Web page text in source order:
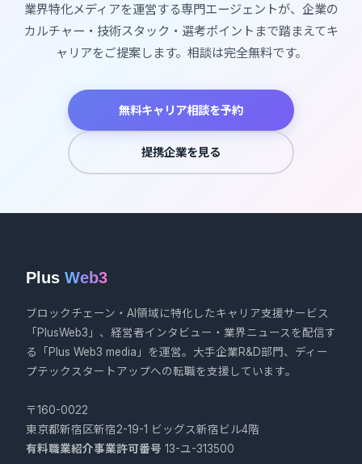
業界特化メディアを運営する専門エージェントが、企業の
カルチャー・技術スタック・選考ポイントまで踏まえてキ
ャリアをご提案します。相談は完全無料です。
無料キャリア相談を予約
提携企業を見る
Plus Web3
ブロックチェーン・AI領域に特化したキャリア支援サービス
「PlusWeb3」、経営者インタビュー・業界ニュースを配信す
る「Plus Web3 media」を運営。大手企業R&D部門、ディー
プテックスタートアップへの転職を支援しています。
〒160-0022
東京都新宿区新宿2-19-1 ビッグス新宿ビル4階
有料職業紹介事業許可番号 13-ユ-313500